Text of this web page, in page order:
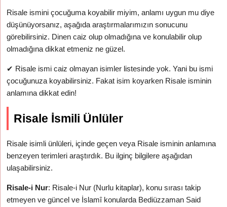
Risale ismini çocuğuma koyabilir miyim, anlamı uygun mu diye
düşünüyorsanız, aşağıda araştırmalarımızın sonucunu
görebilirsiniz. Dinen caiz olup olmadığına ve konulabilir olup
olmadığına dikkat etmeniz ne güzel.
✔ Risale ismi caiz olmayan isimler listesinde yok. Yani bu ismi
çocuğunuza koyabilirsiniz. Fakat isim koyarken Risale isminin
anlamına dikkat edin!
Risale İsmili Ünlüler
Risale isimli ünlüleri, içinde geçen veya Risale isminin anlamına
benzeyen terimleri araştırdık. Bu ilginç bilgilere aşağıdan
ulaşabilirsiniz.
Risale-i Nur: Risale-i Nur (Nurlu kitaplar), konu sırası takip
etmeyen ve güncel ve İslamî konularda Bediüzzaman Said